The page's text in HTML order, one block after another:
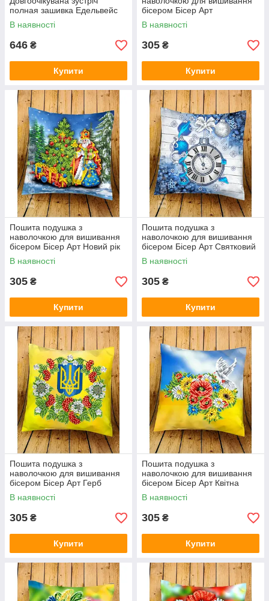
полная зашивка Едельвейс
А-1-3036
В наявності
646 ₴
Купити
бісером Бісер Арт
Новорічний олень 2929603
В наявності
305 ₴
Купити
Пошита подушка з
наволочкою для вишивання
бісером Бісер Арт Новий рік
2929602
В наявності
305 ₴
Купити
Пошита подушка з
наволочкою для вишивання
бісером Бісер Арт Святковий
до нас приходить 2929601
В наявності
305 ₴
Купити
Пошита подушка з
наволочкою для вишивання
бісером Бісер Арт Герб
2929803
В наявності
305 ₴
Купити
Пошита подушка з
наволочкою для вишивання
бісером Бісер Арт Квітна
Україна 2929800
В наявності
305 ₴
Купити